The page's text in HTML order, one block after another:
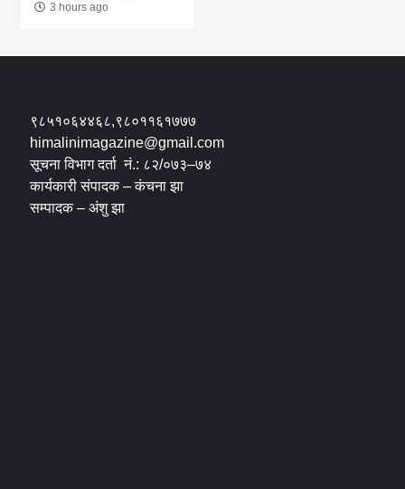
3 hours ago
९८५१०६४४६८,९८०११६१७७७
himalinimagazine@gmail.com
सूचना विभाग दर्ता नं.: ८२/०७३–७४
कार्यकारी संपादक – कंचना झा
सम्पादक – अंशु झा